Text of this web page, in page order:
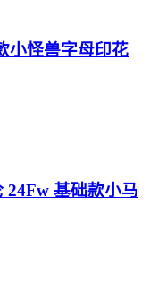
小怪兽字母印花
基础款小马